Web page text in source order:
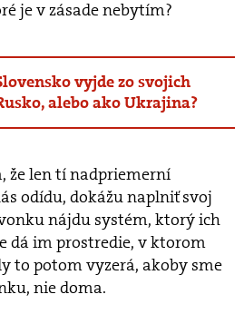
je v zásade nebytím?
vyjde zo svojich
alebo ako Ukrajina?
že len tí nadpriemerní
odídu, dokážu naplniť svoj
nájdu systém, ktorý ich
dá im prostredie, v ktorom
to potom vyzerá, akoby sme
nie doma.